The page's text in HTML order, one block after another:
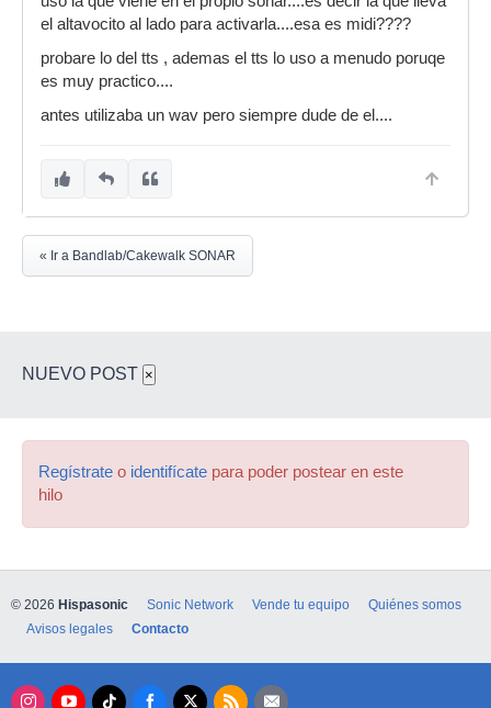
el altavocito al lado para activarla....esa es midi????
probare lo del tts , ademas el tts lo uso a menudo poruqe
es muy practico....
antes utilizaba un wav pero siempre dude de el....
« Ir a Bandlab/Cakewalk SONAR
NUEVO POST ×
Regístrate o identifícate para poder postear en este
hilo
© 2026 Hispasonic Sonic Network Vende tu equipo
Quiénes somos
Avisos legales
Contacto